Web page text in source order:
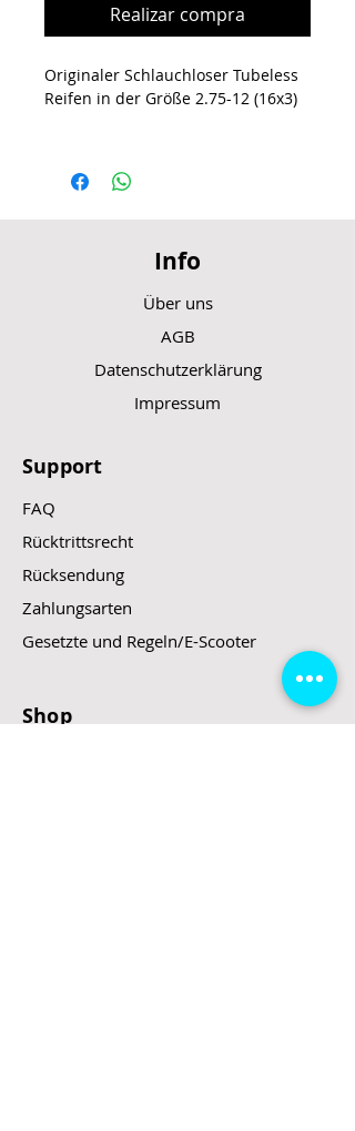
Realizar compra
Originaler Schlauchloser Tubeless
Reifen in der Größe 2.75-12 (16x3)
Info
Über uns
AGB
Datenschutzerklärung
Impressum
Support
FAQ
Rücktrittsrecht
Rücksendung
Zahlungsarten
Gesetzte und Regeln/E-Scooter
Shop